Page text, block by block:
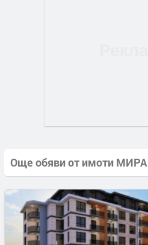
Още обяви от имоти МИРА